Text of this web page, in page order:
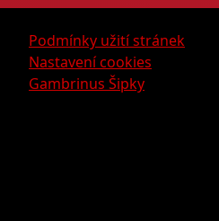
Podmínky užití stránek
Nastavení cookies
Gambrinus Šipky